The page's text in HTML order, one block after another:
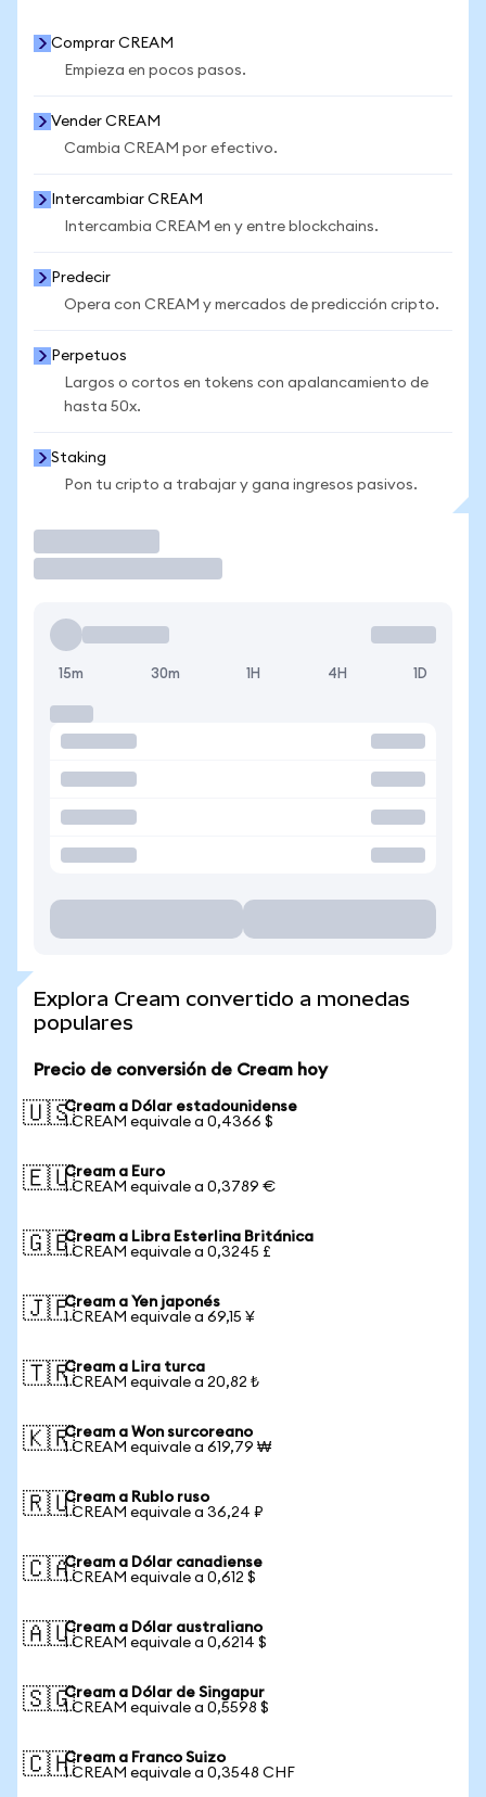
Comprar CREAM
Empieza en pocos pasos.
Vender CREAM
Cambia CREAM por efectivo.
Intercambiar CREAM
Intercambia CREAM en y entre blockchains.
Predecir
Opera con CREAM y mercados de predicción cripto.
Perpetuos
Largos o cortos en tokens con apalancamiento de
hasta 50x.
Staking
Pon tu cripto a trabajar y gana ingresos pasivos.
15m 30m 1H 4H 1D
Explora Cream convertido a monedas
populares
Precio de conversión de Cream hoy
🇺🇸Cream a Dólar estadounidense
1 CREAM equivale a 0,4366 $
🇪🇺Cream a Euro
1 CREAM equivale a 0,3789 €
🇬🇧Cream a Libra Esterlina Británica
1 CREAM equivale a 0,3245 £
🇯🇵Cream a Yen japonés
1 CREAM equivale a 69,15 ¥
🇹🇷Cream a Lira turca
1 CREAM equivale a 20,82 ₺
🇰🇷Cream a Won surcoreano
1 CREAM equivale a 619,79 ₩
🇷🇺Cream a Rublo ruso
1 CREAM equivale a 36,24 ₽
🇨🇦Cream a Dólar canadiense
1 CREAM equivale a 0,612 $
🇦🇺Cream a Dólar australiano
1 CREAM equivale a 0,6214 $
🇸🇬Cream a Dólar de Singapur
1 CREAM equivale a 0,5598 $
🇨🇭Cream a Franco Suizo
1 CREAM equivale a 0,3548 CHF